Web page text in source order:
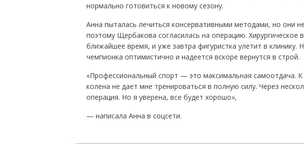
нормально готовиться к новому сезону.
Анна пыталась лечиться консервативными методами, но они
поэтому Щербакова согласилась на операцию.
ближайшее время, и уже завтра фигуристка улетит в клинику.
чемпионка оптимистично и надеется вскоре вернутся в строй.
«Профессиональный спорт — это максимальная самоотдача.
колена не дает мне тренироваться в полную силу. Через
операция. Но я уверена, все будет хорошо»,
— написала Анна в соцсети.